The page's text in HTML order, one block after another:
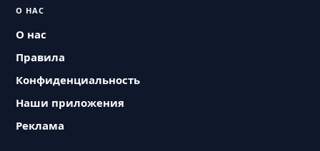
О НАС
О нас
Правила
Конфиденциальность
Наши приложения
Реклама